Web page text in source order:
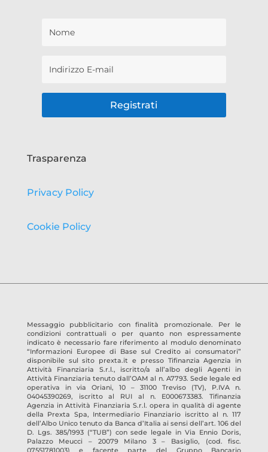
Registrati
Trasparenza
Privacy Policy
Cookie Policy
Messaggio pubblicitario con finalità promozionale. Per le
condizioni contrattuali o per quanto non espressamente
indicato è necessario fare riferimento al modulo denominato
“Informazioni Europee di Base sul Credito ai consumatori”
disponibile sul sito prexta.it e presso Tifinanzia Agenzia in
Attività Finanziaria S.r.l., iscritto/a all’albo degli Agenti in
Attività Finanziaria tenuto dall’OAM al n. A7793. Sede legale ed
operativa in via Oriani, 10 – 31100 Treviso (TV), P.IVA n.
04045390269, iscritto al RUI al n. E000673383.Tifinanzia
Agenzia in Attività Finanziaria S.r.l. opera in qualità di agente
della Prexta Spa, Intermediario Finanziario iscritto al n. 117
dell’Albo Unico tenuto da Banca d’Italia ai sensi dell’art. 106 del
D. Lgs. 385/1993 (“TUB”) con sede legale in Via Ennio Doris,
Palazzo Meucci – 20079 Milano 3 – Basiglio, (cod. fisc.
07551781003) e facente parte del Gruppo Bancario